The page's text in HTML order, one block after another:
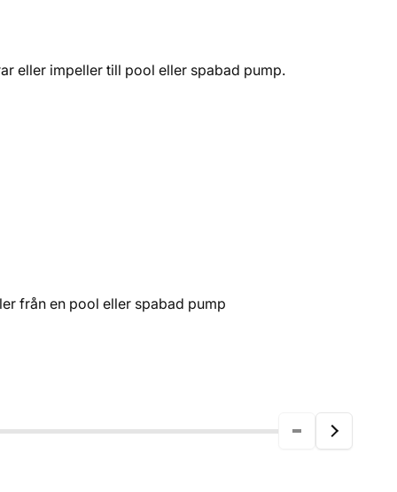
eller impeller till pool eller spabad pump.
från en pool eller spabad pump